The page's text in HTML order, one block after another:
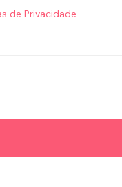
de Privacidade